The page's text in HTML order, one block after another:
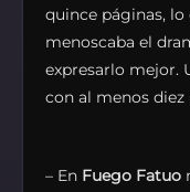
quince páginas,
menoscaba el
expresarlo mejor.
con al menos diez
– En Fuego Fatuo